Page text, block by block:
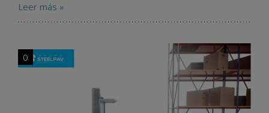
Leer más »
0